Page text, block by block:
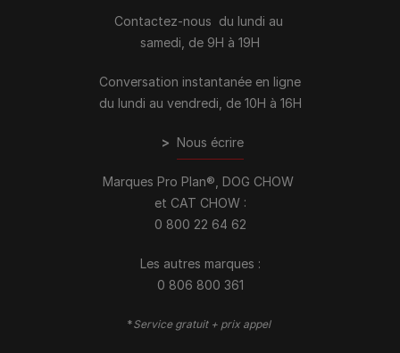
Contactez-nous du lundi au
samedi, de 9H à 19H
Conversation instantanée en ligne
du lundi au vendredi, de 10H à 16H
> Nous écrire
Marques Pro Plan®, DOG CHOW
et CAT CHOW :
0 800 22 64 62
Les autres marques :​
0 806 800 361
*Service gratuit + prix appel